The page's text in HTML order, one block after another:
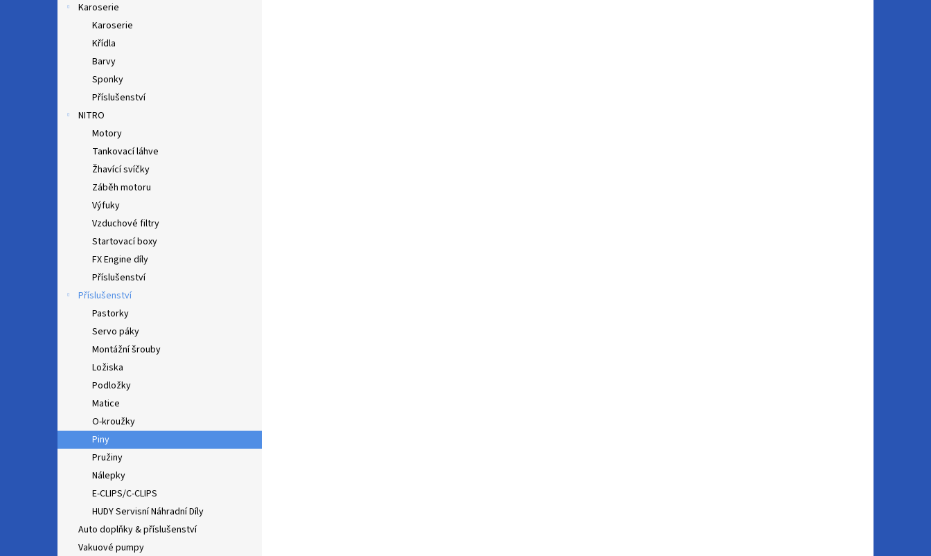
Karoserie
Karoserie
Křídla
Barvy
Sponky
Příslušenství
NITRO
Motory
Tankovací láhve
Žhavící svíčky
Záběh motoru
Výfuky
Vzduchové filtry
Startovací boxy
FX Engine díly
Příslušenství
Příslušenství
Pastorky
Servo páky
Montážní šrouby
Ložiska
Podložky
Matice
O-kroužky
Piny
Pružiny
Nálepky
E-CLIPS/C-CLIPS
HUDY Servisní Náhradní Díly
Auto doplňky & příslušenství
Vakuové pumpy